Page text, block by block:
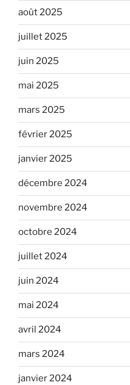
août 2025
juillet 2025
juin 2025
mai 2025
mars 2025
février 2025
janvier 2025
décembre 2024
novembre 2024
octobre 2024
juillet 2024
juin 2024
mai 2024
avril 2024
mars 2024
janvier 2024